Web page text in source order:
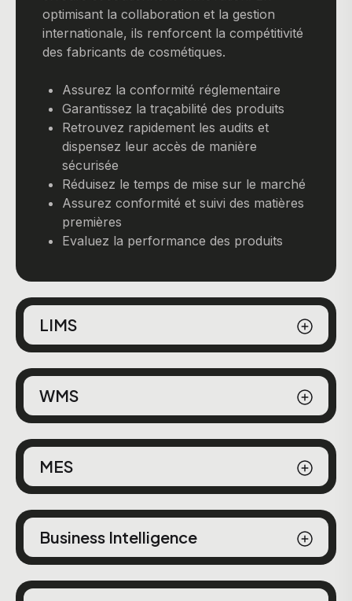
optimisant la collaboration et la gestion
internationale, ils renforcent la compétitivité
des fabricants de cosmétiques.
Assurez la conformité réglementaire
Garantissez la traçabilité des produits
Retrouvez rapidement les audits et
dispensez leur accès de manière
sécurisée
Réduisez le temps de mise sur le marché
Assurez conformité et suivi des matières
premières
Evaluez la performance des produits
LIMS
WMS
MES
Business Intelligence